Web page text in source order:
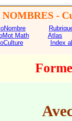
NOMBRES -
Math
Atlas
Index